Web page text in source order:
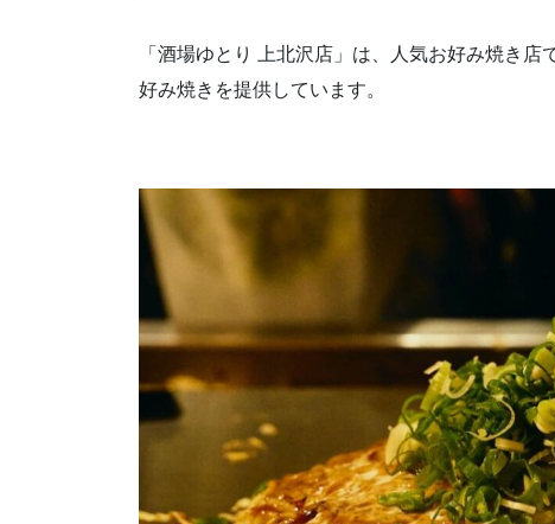
「酒場ゆとり 上北沢店」は、人気お好み焼き
好み焼きを提供しています。